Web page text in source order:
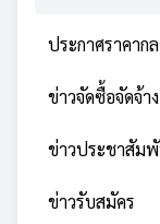
ประกาศราคาก
ข่าวจัดซื้อจัดจ้าง
ข่าวประชาสัม
ข่าวรับสมัคร